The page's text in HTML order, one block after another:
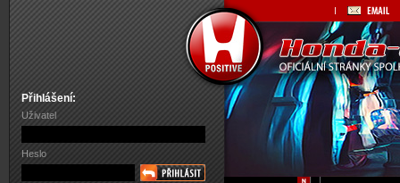
Přihlášení:
Uživatel
Heslo